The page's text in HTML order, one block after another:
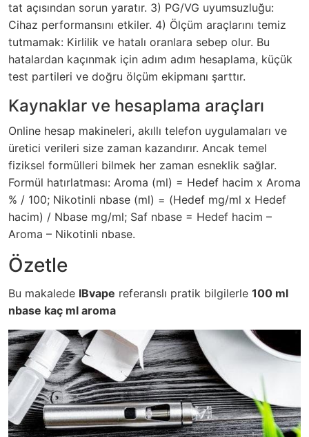
tat açısından sorun yaratır. 3) PG/VG uyumsuzluğu:
Cihaz performansını etkiler. 4) Ölçüm araçlarını temiz
tutmamak: Kirlilik ve hatalı oranlara sebep olur. Bu
hatalardan kaçınmak için adım adım hesaplama, küçük
test partileri ve doğru ölçüm ekipmanı şarttır.
Kaynaklar ve hesaplama araçları
Online hesap makineleri, akıllı telefon uygulamaları ve
üretici verileri size zaman kazandırır. Ancak temel
fiziksel formülleri bilmek her zaman esneklik sağlar.
Formül hatırlatması: Aroma (ml) = Hedef hacim x Aroma
% / 100; Nikotinli nbase (ml) = (Hedef mg/ml x Hedef
hacim) / Nbase mg/ml; Saf nbase = Hedef hacim –
Aroma – Nikotinli nbase.
Özetle
Bu makalede IBvape referanslı pratik bilgilerle 100 ml
nbase kaç ml aroma